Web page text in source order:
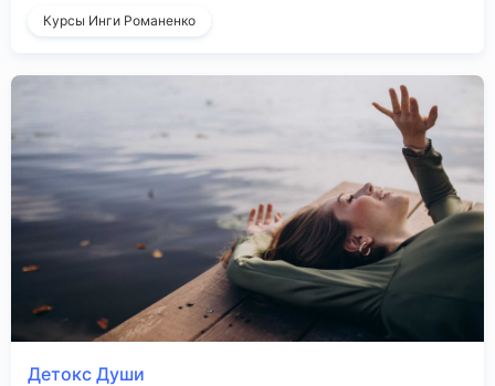
Курсы Инги Романенко
Детокс Души